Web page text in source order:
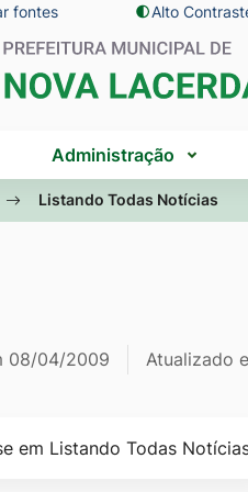
fontes Alto
Administração
Listando Todas Notícias
08/04/2009 Atualizado